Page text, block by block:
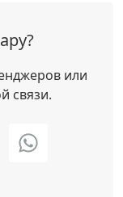
или
связи.